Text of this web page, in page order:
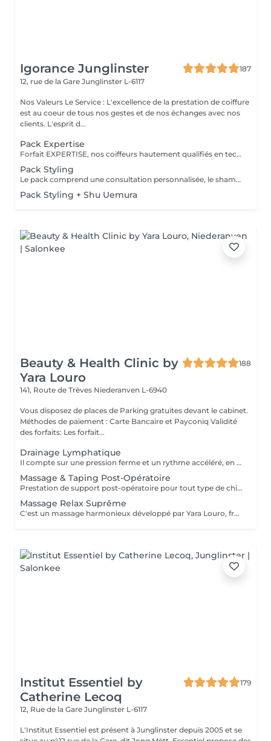
Igorance Junglinster
187
12, rue de la Gare Junglinster L-6117
Nos Valeurs Le Service : L'excellence de la prestation de coiffure
est au coeur de tous nos gestes et de nos échanges avec nos
clients. L'esprit d...
Pack Expertise
Forfait EXPERTISE, nos coiffeurs hautement qualifiés en technique anglo-saxonne, en formation continu et diplômés d’une académie anglaise à Paris. Vous offre une séance d’une heure avec votre coach en suivi beauté. Ce pack inclus : 1 h de prestation Un diagnostique personnalisé Shampoing spécifique Haircare Conditioner spécifique Produit de coiffage Coupe Styling Produit de finition
Pack Styling
Le pack comprend une consultation personnalisée, le shampooing et le conditionneur spécifiques REDKEN , le séchage et les produits de styling REDKEN * Tarifs à titre indicatifs à confirmer après la consultation personnalisée établit auprès de votre coiffeur/stylist/spécialiste * La direction se réserve le droit d’apporter des modifications pour le bon fonctionnement du salon
Pack Styling + Shu Uemura
Beauty & Health Clinic by
Yara Louro
188
141, Route de Trèves Niederanven L-6940
Vous disposez de places de Parking gratuites devant le cabinet.
Méthodes de paiement : Carte Bancaire et Payconiq Validité
des forfaits: Les forfait...
Drainage Lymphatique
Il compte sur une pression ferme et un rythme accéléré, en plus de pompages et des manuvres exclusives qui permettent des résultats immédiats. Cette technique réduit les oedèmes, active la circulation sanguine et potentialise un réseau complexe de vaisseaux où passent les fluides corporels, réduisant ainsi la tant redoutée cellulite. Le résultat est un corps moins gonflé et galbé avec un métabolisme plus accéléré et, donc, une sensation de bien-être.
Massage & Taping Post-Opératoire
Prestation de support post-opératoire pour tout type de chirurgie plastique. La prestation inclut le drainage lymphatique spécifique au post-opératoire immédiatement après la chirurgie, ainsi que l'application de bandes de taping si/quand nécessaire.
Massage Relax Suprême
C'est un massage harmonieux développé par Yara Louro, fruit de ses années d'expérience. Ce massage qui rassure le corps, l'esprit et l'âme, a été particulièrement développé pour fournir une relaxation totale des sens, vous transportant vers un état de bien-être parfait. Vous découvrirez tous ses secrets lors de votre séance.
Institut Essentiel by
Catherine Lecoq
179
12, Rue de la Gare Junglinster L-6117
L'Institut Essentiel est présent à Junglinster depuis 2005 et se